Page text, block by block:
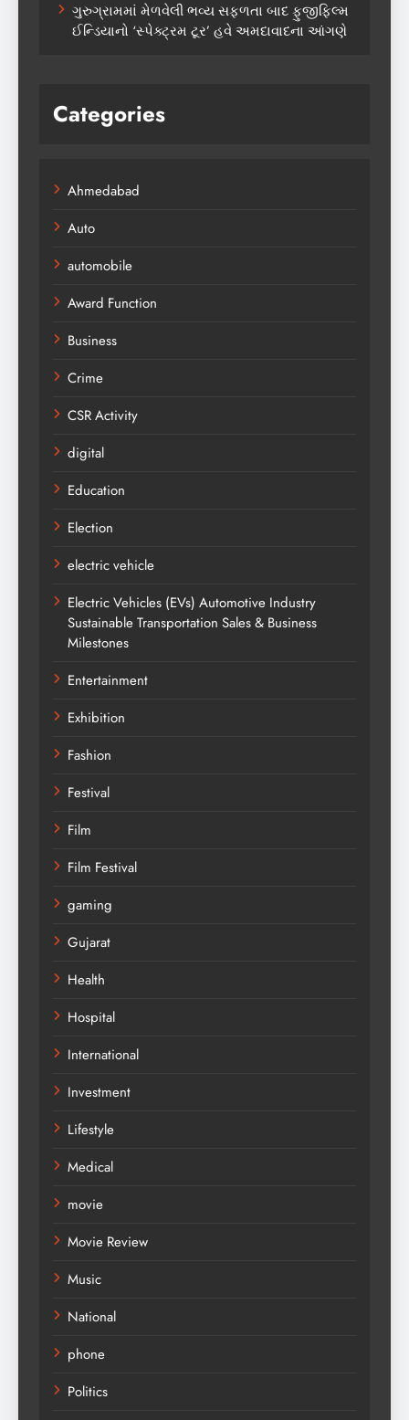
ગુરુગ્રામમાં મેળવેલી ભવ્ય સફળતા બાદ ફુજીફિલ્મ
ઈન્ડિયાનો ‘સ્પેક્ટ્રમ ટૂર’ હવે અમદાવાદના આંગણે
Categories
Ahmedabad
Auto
automobile
Award Function
Business
Crime
CSR Activity
digital
Education
Election
electric vehicle
Electric Vehicles (EVs) Automotive Industry
Sustainable Transportation Sales & Business
Milestones
Entertainment
Exhibition
Fashion
Festival
Film
Film Festival
gaming
Gujarat
Health
Hospital
International
Investment
Lifestyle
Medical
movie
Movie Review
Music
National
phone
Politics